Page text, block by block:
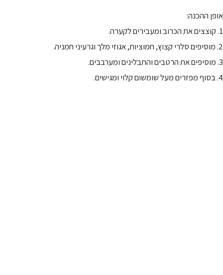
אופן ההכנה:
1. קוצצים את הכרוב ומעבירים לקערה.
2. מוסיפים סלרי קצוץ, חמוציות, אגוזי מלך וגרעיני חמניה.
3. מוסיפים את הרטבים והתבלינים ומערבבים.
4. בסוף מפזרים מעל שומשום קלוי ומגישים.